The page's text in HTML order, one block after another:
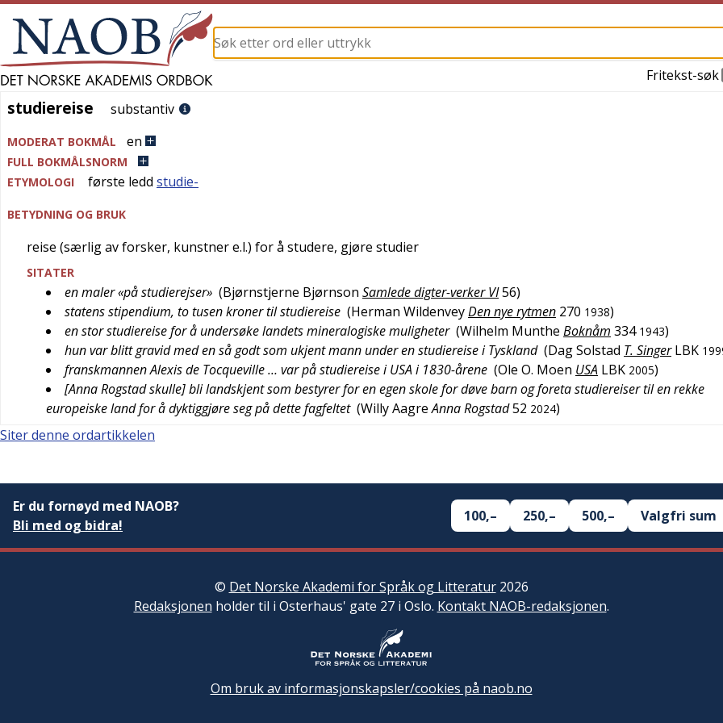
Fritekst-søk
studiereise
studiereise substantiv
MODERAT BOKMÅL en
FULL BOKMÅLSNORM
ETYMOLOGI
første ledd studie-
BETYDNING OG BRUK
reise (særlig av forsker, kunstner e.l.) for å studere, gjøre studier
SITATER
en maler «på studierejser» (Bjørnstjerne Bjørnson Samlede digter-verker VI56)
statens stipendium, to tusen kroner til studiereise (Herman WildenveyDen nye rytmen 270 1938)
en stor studiereise for å undersøke landets mineralogiske muligheter (Wilhelm Munthe Boknåm 334 1943)
hun var blitt gravid med en så godt som ukjent mann under en studiereise i Tyskland (Dag Solstad T. Singer LBK
franskmannen Alexis de Tocqueville … var på studiereise i USA i 1830-årene (Ole O. Moen USA LBK 2005)
[Anna Rogstad skulle] bli landskjent som bestyrer for en egen skole for døve barn og foreta studiereiser til en rekke
europeiske land for å dyktiggjøre seg på dette fagfeltet (Willy Aagre Anna Rogstad52 2024)
Siter denne ordartikkelen
Er du fornøyd med NAOB?
Bli med og bidra!
100,– 250,– 500,– Valgfri sum
© Det Norske Akademi for Språk og Litteratur2026
Redaksjonen holder til i Osterhaus' gate 27 i Oslo. Kontakt NAOB-redaksjonen.
Om bruk av informasjonskapsler/cookies på naob.no